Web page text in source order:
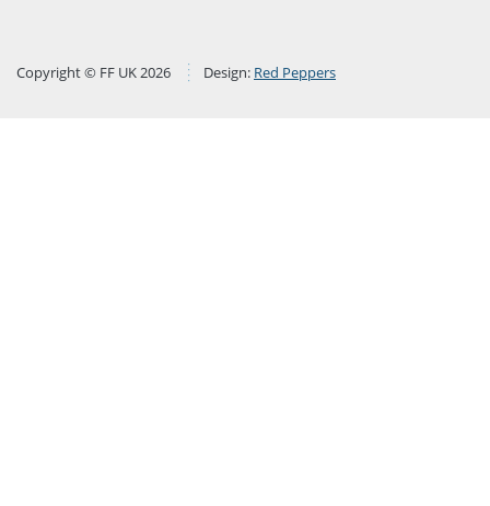
Copyright © FF UK 2026 Design: Red Peppers